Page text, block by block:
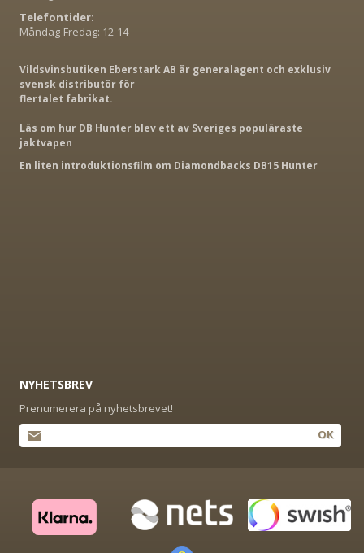
Telefontider:
Måndag-Fredag: 12-14
Vildsvinsbutiken Eberstark AB är generalagent och exklusiv
svensk distributör för
flertalet fabrikat.
Läs om hur DB Hunter blev ett av Sveriges populäraste
jaktvapen
En liten introduktionsfilm om Diamondbacks DB15 Hunter
NYHETSBREV
Prenumerera på nyhetsbrevet!
OK